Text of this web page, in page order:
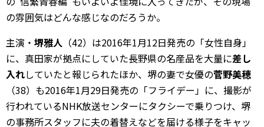
の雰囲気はどんな感じなのだろうか。
主演・ 堺雅人 （42）は2016年1月12日発売の「女性自身」
に、真田家が拠点にしていた長野県の名産品を大量に差し
入れしていたと報じられたほか、堺の妻で女優の菅野美穂
（38）も2016年1月29日発売の「フライデー」に、撮影が
行われているNHK放送センターにタクシーで乗りつけ、堺
の事務所スタッフに夫の着替えなどを届ける様子をキャッ